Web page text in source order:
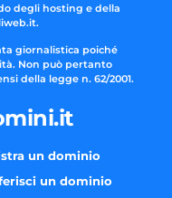
degli hosting e della
giornalistica poiché
Non può pertanto
della legge n. 62/2001.
un dominio
un dominio